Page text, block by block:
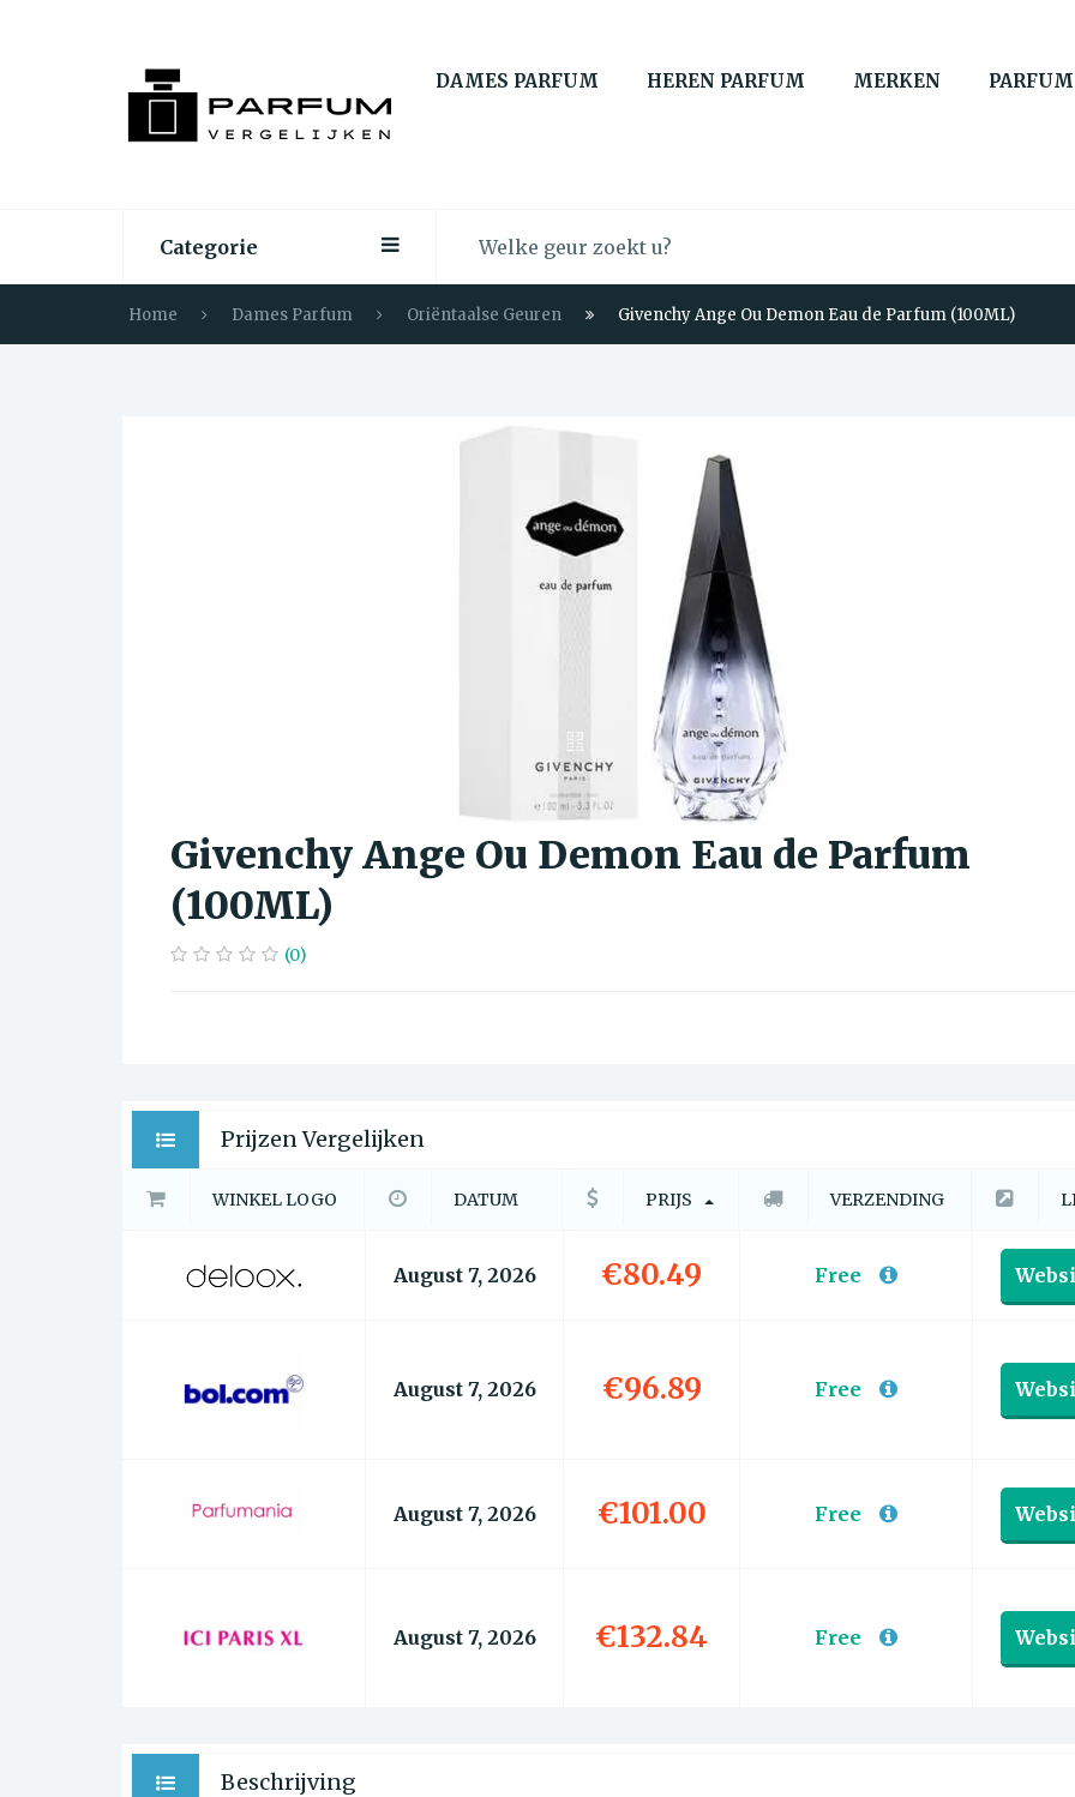
DAMES PARFUM HEREN PARFUM MERKEN
Categorie
Home Dames Parfum Oriëntaalse Geuren Givenchy Ange Ou Demon Eau de Parfum (100ML)
Givenchy Ange Ou Demon Eau de Parfum
(100ML)
(0)
Prijzen Vergelijken
WINKEL LOGO DATUM PRIJS VERZENDING
August 7, 2026 €80.49 Free
August 7, 2026 €96.89 Free
August 7, 2026 €101.00 Free
August 7, 2026 €132.84 Free
Beschrijving